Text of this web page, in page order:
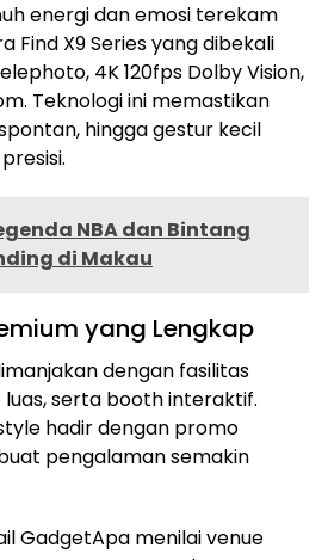
energi dan emosi terekam
Find X9 Series yang dibekali
4K 120fps Dolby Vision,
Teknologi ini memastikan
hingga gestur kecil
NBA dan Bintang
di Makau
yang Lengkap
dengan fasilitas
serta booth interaktif.
hadir dengan promo
pengalaman semakin
GadgetApa menilai venue